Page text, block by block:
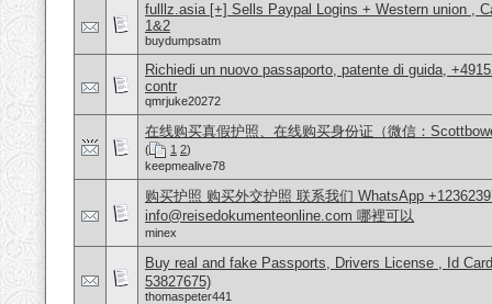
fulllz.asia [+] Sells Paypal Logins + Western union ,
1&2
buydumpsatm
Richiedi un nuovo passaporto, patente di guida,
contr
qmrjuke20272
在线购买真假护照、在线购买身份证（微信：
( 1 2)
keepmealive78
购买护照 购买外交护照 联系我们 WhatsApp
info@reisedokumenteonline.com 哪裡可以
minex
Buy real and fake Passports, Drivers License , Id
53827675)
thomaspeter441